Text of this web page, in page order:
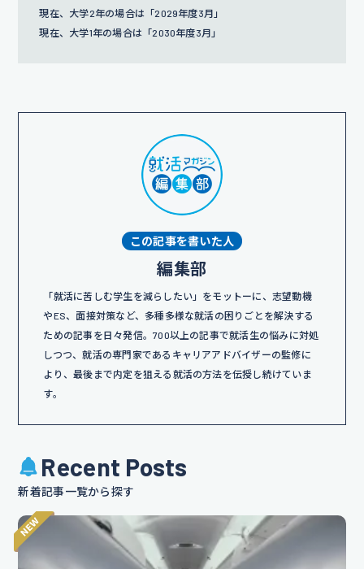
現在、大学2年の場合は「2029年度3月」
現在、大学1年の場合は「2030年度3月」
この記事を書いた人
編集部
「就活に苦しむ学生を減らしたい」をモットーに、志望動機
やES、面接対策など、多種多様な就活の困りごとを解決する
ための記事を日々発信。700以上の記事で就活生の悩みに対処
しつつ、就活の専門家であるキャリアアドバイザーの監修に
より、最後まで内定を狙える就活の方法を伝授し続けていま
す。
Recent Posts
新着記事一覧から探す